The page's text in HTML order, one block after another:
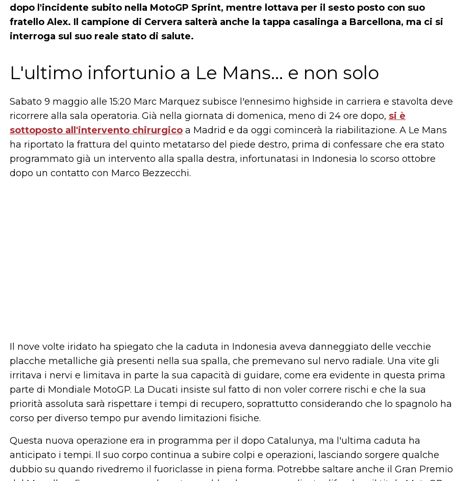
dopo l'incidente subito nella MotoGP Sprint, mentre lottava per il sesto posto con suo
fratello Alex. Il campione di Cervera salterà anche la tappa casalinga a Barcellona, ma ci si
interroga sul suo reale stato di salute.
L'ultimo infortunio a Le Mans... e non solo
Sabato 9 maggio alle 15:20 Marc Marquez subisce l'ennesimo highside in carriera e stavolta deve
ricorrere alla sala operatoria. Già nella giornata di domenica, meno di 24 ore dopo, si è
sottoposto all'intervento chirurgico a Madrid e da oggi comincerà la riabilitazione. A Le Mans
ha riportato la frattura del quinto metatarso del piede destro, prima di confessare che era stato
programmato già un intervento alla spalla destra, infortunatasi in Indonesia lo scorso ottobre
dopo un contatto con Marco Bezzecchi.
Il nove volte iridato ha spiegato che la caduta in Indonesia aveva danneggiato delle vecchie
placche metalliche già presenti nella sua spalla, che premevano sul nervo radiale. Una vite gli
irritava i nervi e limitava in parte la sua capacità di guidare, come era evidente in questa prima
parte di Mondiale MotoGP. La Ducati insiste sul fatto di non voler correre rischi e che la sua
priorità assoluta sarà rispettare i tempi di recupero, soprattutto considerando che lo spagnolo ha
corso per diverso tempo pur avendo limitazioni fisiche.
Questa nuova operazione era in programma per il dopo Catalunya, ma l'ultima caduta ha
anticipato i tempi. Il suo corpo continua a subire colpi e operazioni, lasciando sorgere qualche
dubbio su quando rivedremo il fuoriclasse in piena forma. Potrebbe saltare anche il Gran Premio